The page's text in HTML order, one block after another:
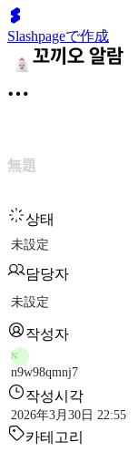
Slashpageで作成
無題
상태
未設定
담당자
未設定
작성자
N
n9w98qmnj7
작성시각
2026年3月30日 22:55
카테고리